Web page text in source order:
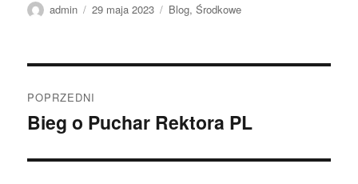
Autor
admin
Data
29 maja 2023 Kategorie
Blog,Środkowe
wpisu
POPRZEDNI
Poprzedni
Bieg o Puchar Rektora PL